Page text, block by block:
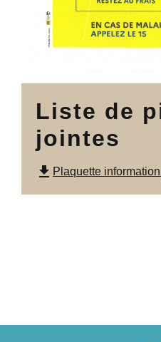
Liste de
jointes
file_download Plaquette